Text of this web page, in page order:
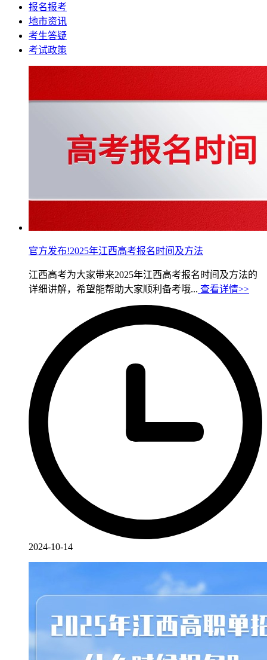
报名报考
地市资讯
考生答疑
考试政策
官方发布!2025年江西高考报名时间及方法
江西高考为大家带来2025年江西高考报名时间及方法的
详细讲解，希望能帮助大家顺利备考哦... 查看详情>>
2024-10-14